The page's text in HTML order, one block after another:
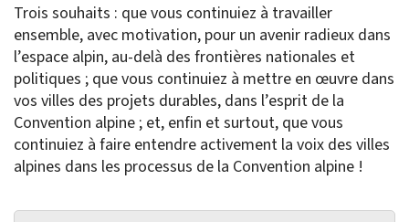
Trois souhaits : que vous continuiez à travailler
ensemble, avec motivation, pour un avenir radieux dans
l’espace alpin, au-delà des frontières nationales et
politiques ; que vous continuiez à mettre en œuvre dans
vos villes des projets durables, dans l’esprit de la
Convention alpine ; et, enfin et surtout, que vous
continuiez à faire entendre activement la voix des villes
alpines dans les processus de la Convention alpine !